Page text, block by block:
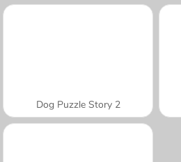
Dog Puzzle Story 2